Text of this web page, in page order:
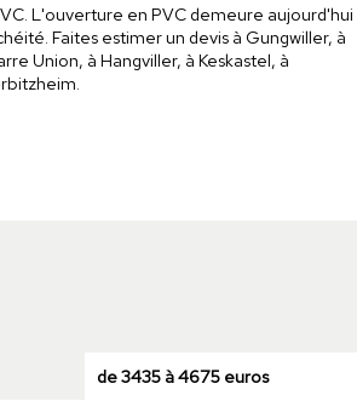
L'ouverture en PVC demeure aujourd'hui
Faites estimer un devis à Gungwiller, à
Union, à Hangviller, à Keskastel, à
de 3435 à 4675 euros